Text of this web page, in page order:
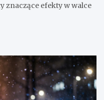
znaczące efekty w walce